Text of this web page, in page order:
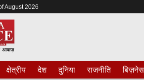
August 2026
क्षेत्रीय देश दुनिया राजनीति बिज़नेस